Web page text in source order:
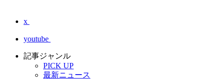
x
youtube
記事ジャンル
PICK UP
最新ニュース